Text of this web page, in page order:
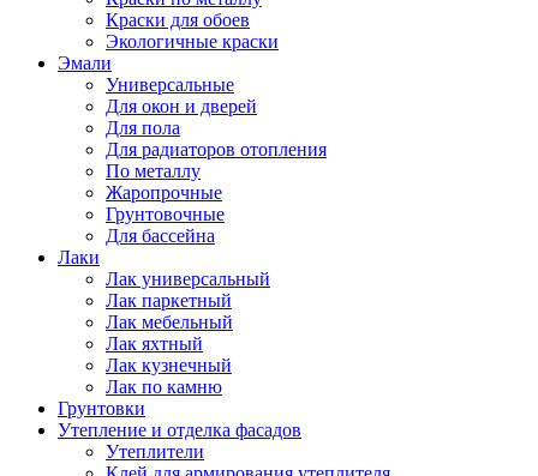
Краски для обоев
Экологичные краски
Эмали
Универсальные
Для окон и дверей
Для пола
Для радиаторов отопления
По металлу
Жаропрочные
Грунтовочные
Для бассейна
Лаки
Лак универсальный
Лак паркетный
Лак мебельный
Лак яхтный
Лак кузнечный
Лак по камню
Грунтовки
Утепление и отделка фасадов
Утеплители